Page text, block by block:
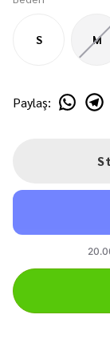
S M
Paylaş: